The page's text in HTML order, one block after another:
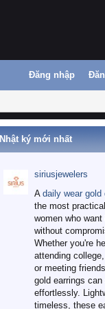
Đăng nhập
Nhật ký mới nhất
siriusjewelers
A daily wear gold
the most
women who
without
Whether you're
attending
or meeting
gold earrings
effortlessly.
timeless, these